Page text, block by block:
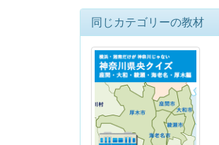
同じカテゴリーの教材